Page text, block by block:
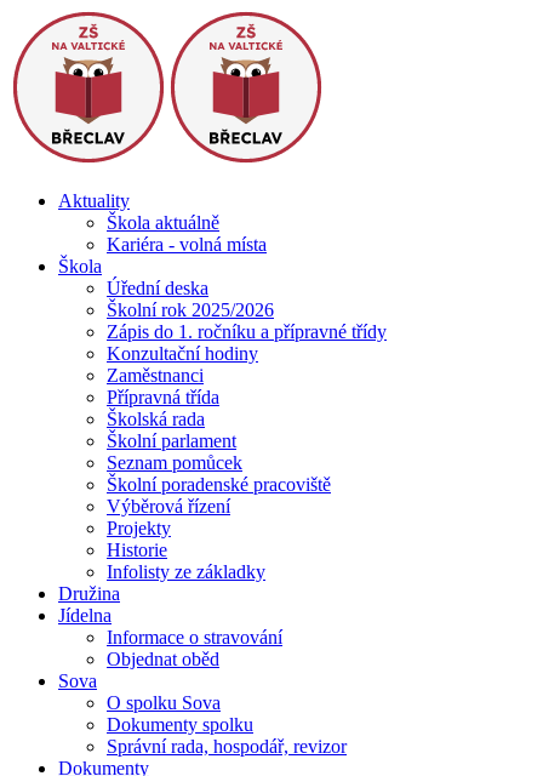
Aktuality
Škola aktuálně
Kariéra - volná místa
Škola
Úřední deska
Školní rok 2025/2026
Zápis do 1. ročníku a přípravné třídy
Konzultační hodiny
Zaměstnanci
Přípravná třída
Školská rada
Školní parlament
Seznam pomůcek
Školní poradenské pracoviště
Výběrová řízení
Projekty
Historie
Infolisty ze základky
Družina
Jídelna
Informace o stravování
Objednat oběd
Sova
O spolku Sova
Dokumenty spolku
Správní rada, hospodář, revizor
Dokumenty